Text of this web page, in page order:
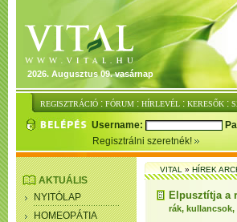
2026. Augusztus 09. vasárnap
REGISZTRÁCIÓ : FÓRUM : HÍRLEVÉL : KERESŐK :
Username:
Regisztrálni szeretnék!
AKTUÁLIS
NYITÓLAP
HOMEOPÁTIA
VITAL»HÍREK
Elpusztítja a
rák, kullancsok,